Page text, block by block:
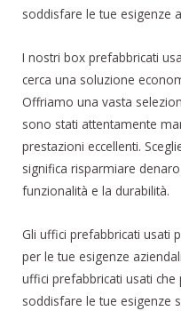
soddisfare le tue esigenze
I nostri box prefabbricati
cerca una soluzione
Offriamo una vasta
sono stati attentamente
prestazioni eccellenti.
significa risparmiare
funzionalità e la durabilità.
Gli uffici prefabbricati usati
per le tue esigenze
uffici prefabbricati usati
soddisfare le tue esigenze